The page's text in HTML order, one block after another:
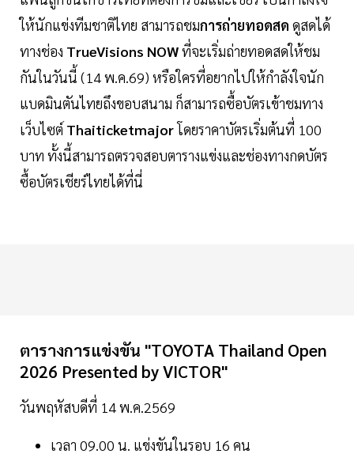
ให้นักแข่งทีมชาติไทย สามารถชมการถ่ายทอดสด ดูสดได้
ทางช่อง TrueVisions NOWที่จะเริ่มถ่ายทอดสดให้ชม
กันในวันนี้ (14 พ.ค.69) หรือใครที่อยากไปให้กำลังใจนัก
แบดมินตันไทยถึงขอบสนาม ก็สามารถซื้อบัตรเข้าชมทาง
เว็บไซต์ Thaiticketmajorโดยราคาบัตรเริ่มต้นที่ 100
บาท ทั้งนี้สามารถตรวจสอบตารางแข่งและช่องทางกดบัตร
ซื้อบัตรเชียร์ไทยได้ที่นี่
ตารางการแข่งขัน "TOYOTA Thailand Open
2026 Presented by VICTOR"
วันพฤหัสบดีที่ 14 พ.ค.2569
เวลา 09.00 น. แข่งขันในรอบ 16 คน